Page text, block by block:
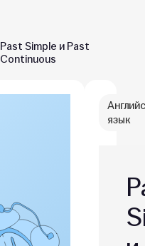
Past Simple и Past
Continuous
язык